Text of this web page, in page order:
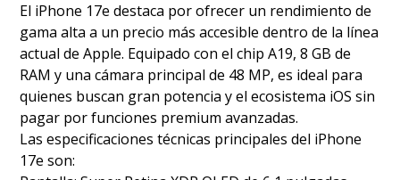
El iPhone 17e destaca por ofrecer un rendimiento de
gama alta a un precio más accesible dentro de la línea
actual de Apple. Equipado con el chip A19, 8 GB de
RAM y una cámara principal de 48 MP, es ideal para
quienes buscan gran potencia y el ecosistema iOS sin
pagar por funciones premium avanzadas.
Las especificaciones técnicas principales del iPhone
17e son: